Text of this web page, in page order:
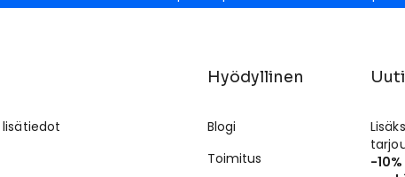
Hyödyllinen
Blogi
Toimitus
-